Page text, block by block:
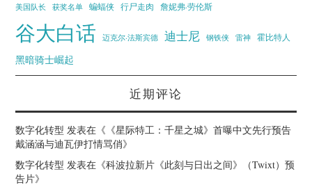
美国队长
获奖名单 蝙蝠侠 行尸走肉 詹妮弗·劳伦斯
谷大白话 迈克尔·法斯宾德 迪士尼 钢铁侠 雷神 霍比特人
黑暗骑士崛起
近期评论
数字化转型 发表在《 《星际特工：千星之城》首曝中文先行预告
戴涵涵与迪瓦伊打情骂俏》
数字化转型 发表在《科波拉新片《此刻与日出之间》（Twixt）预
告片》